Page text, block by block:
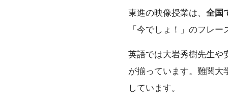
東進の映像授業は、 全国
「今でしょ！」のフレ
英語では大岩秀樹先生や
が揃っています。難関大
しています。